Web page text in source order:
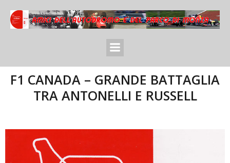
F1 CANADA – GRANDE BATTAGLIA
TRA ANTONELLI E RUSSELL